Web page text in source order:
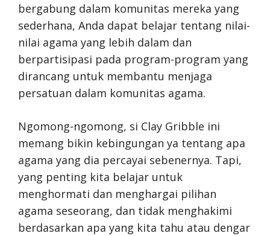
bergabung dalam komunitas mereka yang
sederhana, Anda dapat belajar tentang nilai-
nilai agama yang lebih dalam dan
berpartisipasi pada program-program yang
dirancang untuk membantu menjaga
persatuan dalam komunitas agama.
Ngomong-ngomong, si Clay Gribble ini
memang bikin kebingungan ya tentang apa
agama yang dia percayai sebenernya. Tapi,
yang penting kita belajar untuk
menghormati dan menghargai pilihan
agama seseorang, dan tidak menghakimi
berdasarkan apa yang kita tahu atau dengar